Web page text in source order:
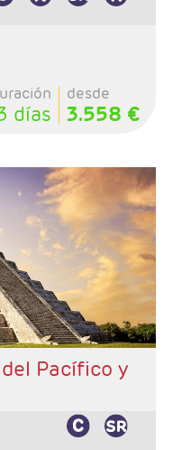
días
desde
3.558 €
York adelantando
1 Lompoc y 2 Los
o más
en N.York , Primera
Riviera Maya
y Rivera M.y En
Pacífico y